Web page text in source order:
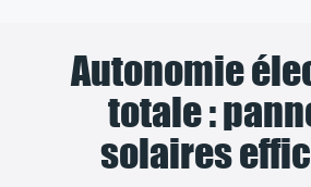
Autonomie
totale :
solaires